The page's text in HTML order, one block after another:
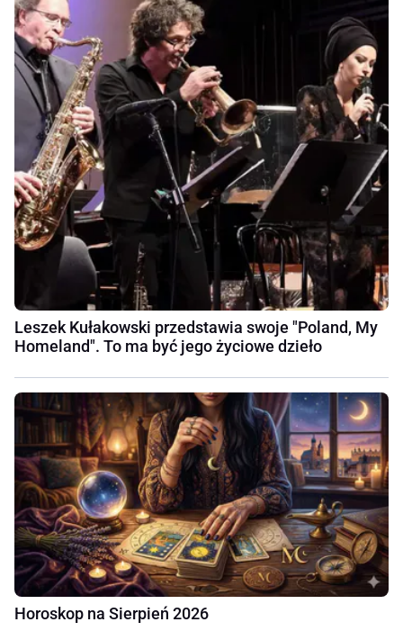
Leszek Kułakowski przedstawia swoje "Poland, My
Homeland". To ma być jego życiowe dzieło
Horoskop na Sierpień 2026